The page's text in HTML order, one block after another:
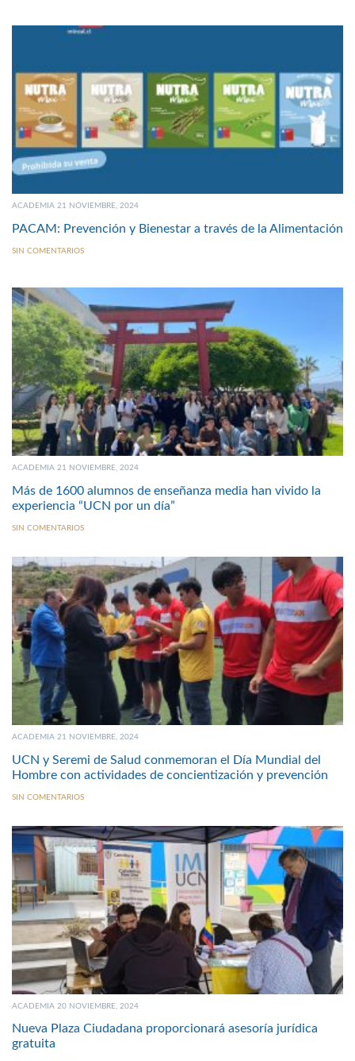
ACADEMIA 21 NOVIEMBRE, 2024
PACAM: Prevención y Bienestar a través de la Alimentación
SIN COMENTARIOS
ACADEMIA 21 NOVIEMBRE, 2024
Más de 1600 alumnos de enseñanza media han vivido la
experiencia “UCN por un día”
SIN COMENTARIOS
ACADEMIA 21 NOVIEMBRE, 2024
UCN y Seremi de Salud conmemoran el Día Mundial del
Hombre con actividades de concientización y prevención
SIN COMENTARIOS
ACADEMIA 20 NOVIEMBRE, 2024
Nueva Plaza Ciudadana proporcionará asesoría jurídica
gratuita